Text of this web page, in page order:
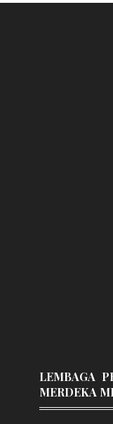
LEMBAGA
MERDEKA